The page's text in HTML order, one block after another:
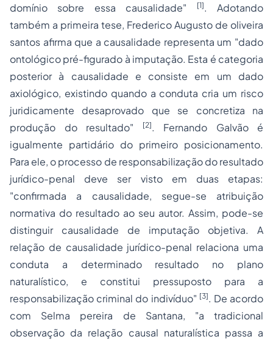
domínio sobre essa causalidade"
[1]. Adotando
também a primeira tese, Frederico Augusto de oliveira
santos afirma que a causalidade representa um "dado
ontológico pré-figurado à imputação. Esta é categoria
posterior à causalidade e consiste em um dado
axiológico, existindo quando a conduta cria um risco
juridicamente desaprovado que se concretiza na
produção do resultado"
[2]. Fernando Galvão é
igualmente partidário do primeiro posicionamento.
Para ele, oprocesso de responsabilização do resultado
jurídico-penal deve ser visto em duas etapas:
"confirmada a causalidade, segue-se atribuição
normativa do resultado ao seu autor. Assim, pode-se
distinguir causalidade de imputação objetiva. A
relação de causalidade jurídico-penal relaciona uma
conduta a determinado resultado no plano
naturalístico, e constitui pressuposto para a
responsabilização criminal do indivíduo" [3]. De acordo
com Selma pereira de Santana, "a tradicional
observação da relação causal naturalística passa a